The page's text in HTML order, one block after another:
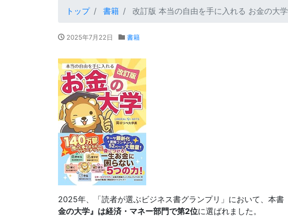
トップ 書籍 改訂版 本当の自由を手に入れる お金の大学
2025年7月22日 書籍
2025年、「読者が選ぶビジネス書グランプリ」において、本書
金の大学』は経済・マネー部門で第2位に選ばれました。